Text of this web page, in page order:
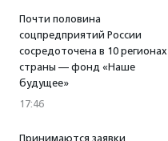
Почти половина
соцпредприятий России
сосредоточена в 10 регионах
страны — фонд «Наше
будущее»
17:46
Принимаются заявки